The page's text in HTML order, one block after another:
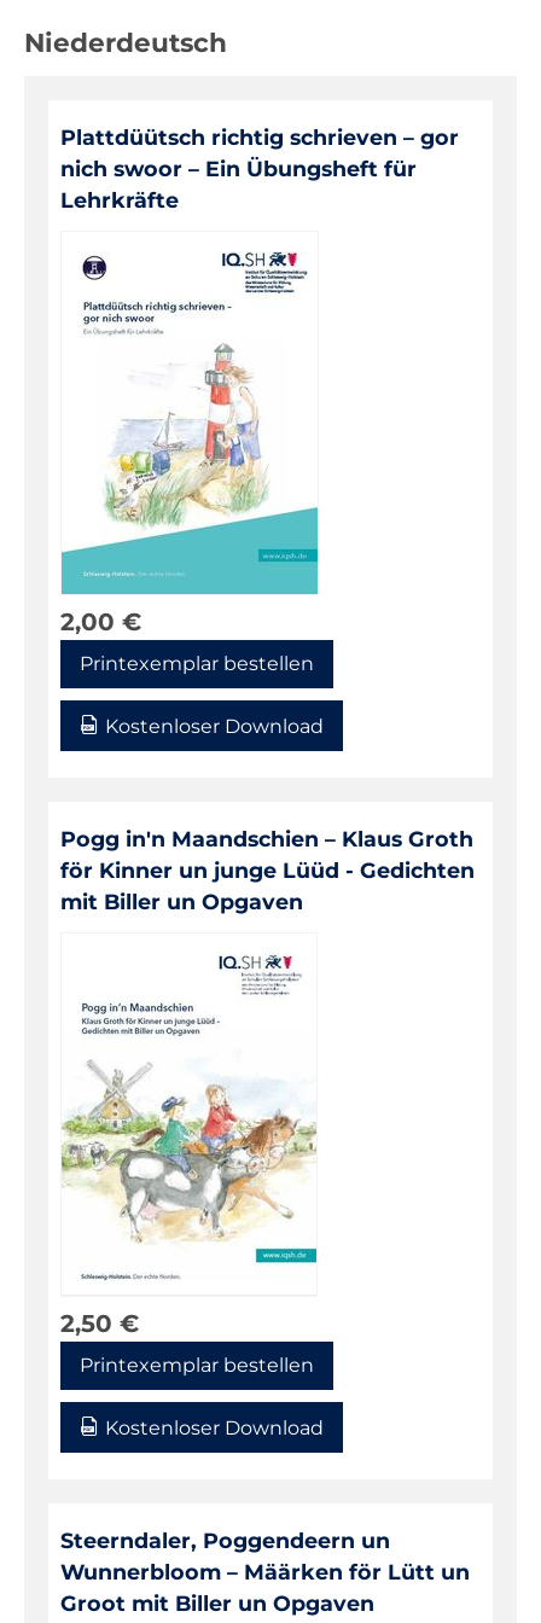
Digitale Medien
Fortbildungen
Informationen für Eltern
Inklusion, Sonderpädagogik
Pädagogik, Prävention
Unterrichts-, Personal-, Schulentwicklung
Unterrichtsfächer
Bilingualer Unterricht
Biologie
Darstellendes Spiel
Dänisch
Deutsch
Deutsch als Zweitsprache
Englisch
Französisch
Friesisch
Geschichte
Kunst
Musik
Naturwissenschaften
Niederdeutsch
Philosophie
Physik
Religion
Sport
Textillehre
Weltkunde
Warenkorb
Kontakt
Niederdeutsch
Plattdüütsch richtig schrieven – gor
nich swoor – Ein Übungsheft für
Lehrkräfte
2,00 €
Printexemplar bestellen
Kostenloser Download
Pogg in'n Maandschien – Klaus Groth
för Kinner un junge Lüüd - Gedichten
mit Biller un Opgaven
2,50 €
Printexemplar bestellen
Kostenloser Download
Steerndaler, Poggendeern un
Wunnerbloom – Määrken för Lütt un
Groot mit Biller un Opgaven